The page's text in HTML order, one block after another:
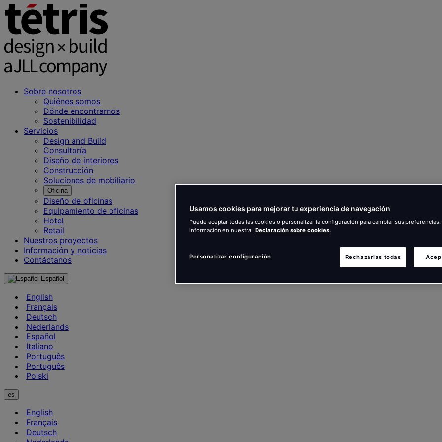
Sobre nosotros
Quiénes somos
Dónde encontrarnos
Sostenibilidad
Servicios
Design and Build
Consultoría
Diseño de interiores
Construcción
Soluciones de mobiliario
Oficina
Diseño de oficinas
Equipamiento de oficinas
Hotel
Retail
Nuestros proyectos
Información y noticias
Contáctanos
Español
English
Français
Deutsch
Nederlands
Español
Italiano
Português
Português
Polski
es
English
Français
Deutsch
Usamos cookies para mejorar tu experiencia de navegación
Puede aceptar todas las cookies o personalizar la configuración para cambiar sus
información en nuestra Declaración sobre cookies.
Rechazarlas todas
Personalizar configuración